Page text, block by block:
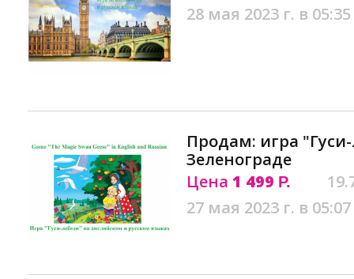
28 мая 2023 г. в 05:35
Продам: игра
Зеленограде
Цена 1 499 Р.
27 мая 2023 г. в 05:07